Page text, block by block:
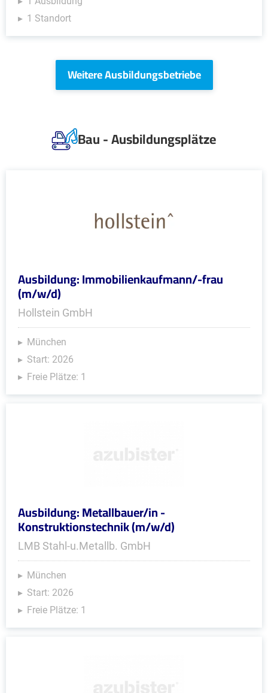
1 Standort
Weitere Ausbildungsbetriebe
Bau - Ausbildungsplätze
Ausbildung: Immobilienkaufmann/-frau
(m/w/d)
Hollstein GmbH
München
Start: 2026
Freie Plätze: 1
Ausbildung: Metallbauer/in -
Konstruktionstechnik (m/w/d)
LMB Stahl-u.Metallb. GmbH
München
Start: 2026
Freie Plätze: 1